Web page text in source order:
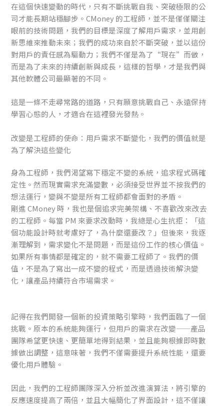
在這個快速變動的時代，只有不斷挑戰自我、突破極限的公
司才能長期站穩腳步。CMoney 的工程師，並不是僅僅關注
眼前的技術問題，我們的目標是深度了解用戶需求，並用創
新思維來推動未來；我們的成功來自於不斷突破，並以這份
對用戶的責任感為驅動力；我們不僅是為了“現在”而做，
而是為了未來的持續創新與成長，這樣的哲學，才是我們與
其他軟體公司最顯著的不同。
這是一條不走尋常路的道路，只有願意挑戰自己、永遠保持
學習心態的人，才適合在這裡發光發熱。
改變是工程師的使命：用戶需求不斷變化，我們的價值就是
為了解決這些變化
身為工程師，我們渴望寫下穩定不變的系統，追求程式碼確
定性。然而現實需求充滿變數，必須接受世界並不按我們的
想法運行，變與不變是所有工程師都會面對的矛盾。
剛進 CMoney 時，我也是個追求完美架構、不喜歡改來改去
的工程師。每當 PM 來要求改動時，我總是心生抗拒：「這
個功能設計時就考慮好了，為什麼還要改？」但後來，我逐
漸理解到，需求變化不是問題，而是這份工作的核心價值。
如果所有事情都是確定的，就不需要工程師了。我們的價
值，不是為了寫出一成不變的程式，而是透過技術解決變
化，讓產品持續符合市場需求。
記得在我們開發一個新的投資策略引擎時，我們面臨了一個
挑戰。原本的系統能夠運行，但用戶的需求在改變——產品
團隊希望更快速、更簡單地得到結果，並且能夠根據即時數
據做出調整，這意味著，我們不僅需要提升系統性能，還要
優化用戶體驗。
因此，我們的工程師團隊深入分析並改進演算法，將引擎的
反應速度提高了兩倍，並且大幅簡化了界面設計，這不僅讓